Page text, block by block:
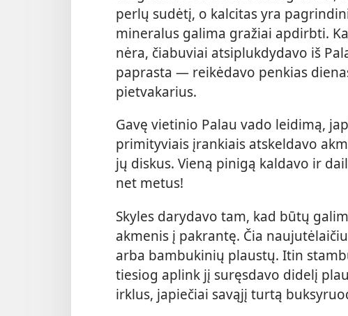
perlų sudėtį, o kalcitas yra
mineralus galima gražiai apdirbti.
nėra, čiabuviai atsiplukdydavo iš
paprasta — reikėdavo penkias
pietvakarius.
Gavę vietinio Palau vado leidimą,
primityviais įrankiais atskeldavo
jų diskus. Vieną pinigą kaldavo ir
net metus!
Skyles darydavo tam, kad būtų
akmenis į pakrantę. Čia
arba bambukinių plaustų. Itin
tiesiog aplink jį suręsdavo didelį
irklus, japiečiai savąjį turtą